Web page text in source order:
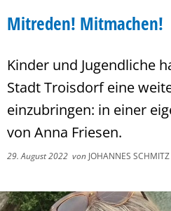
Mitreden! Mitmachen!
Kinder und Jugendliche
Stadt Troisdorf eine
einzubringen: in einer
von Anna Friesen.
29. August 2022 von JOHANNES SCHMITZ